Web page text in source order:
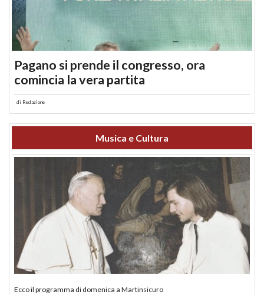
Pagano si prende il congresso, ora
comincia la vera partita
di Redazione
Musica e Cultura
Ecco il programma di domenica a Martinsicuro